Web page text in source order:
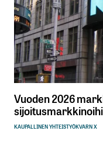
Vuoden 2026
KAUPALLINEN YHTEISTYÖKVARN X